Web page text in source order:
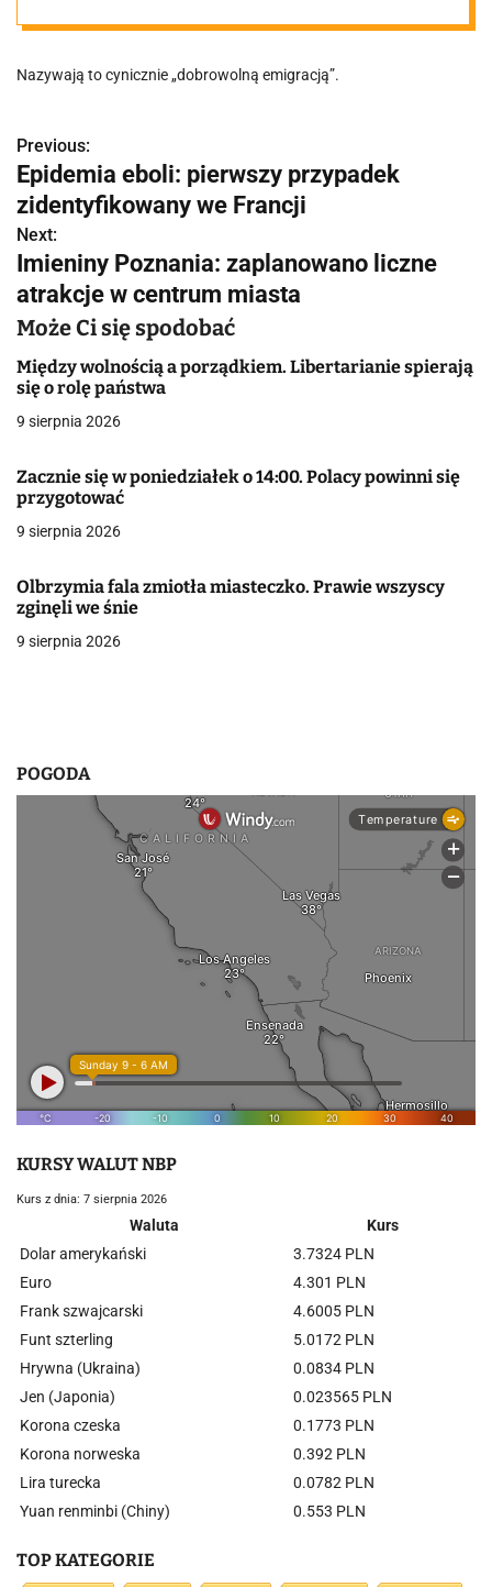
etnicznych
Nazywają to cynicznie „dobrowolną emigracją”.
N
a
w
i
g
a
c
a
w
i
s
Previous:
Epidemia eboli: pierwszy przypadek
zidentyfikowany we Francji
Next:
Imieniny Poznania: zaplanowano liczne
atrakcje w centrum miasta
Może Ci się spodobać
Między wolnością a porządkiem. Libertarianie spierają
się o rolę państwa
9 sierpnia 2026
Zacznie się w poniedziałek o 14:00. Polacy powinni się
przygotować
9 sierpnia 2026
Olbrzymia fala zmiotła miasteczko. Prawie wszyscy
zginęli we śnie
9 sierpnia 2026
POGODA
KURSY WALUT NBP
Kurs z dnia: 7 sierpnia 2026
Waluta
Kurs
Dolar amerykański
3.7324 PLN
Euro
4.301 PLN
Frank szwajcarski
4.6005 PLN
Funt szterling
5.0172 PLN
Hrywna (Ukraina)
0.0834 PLN
Jen (Japonia)
0.023565 PLN
Korona czeska
0.1773 PLN
Korona norweska
0.392 PLN
Lira turecka
0.0782 PLN
Yuan renminbi (Chiny)
0.553 PLN
TOP KATEGORIE